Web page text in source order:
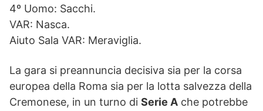
4º Uomo: Sacchi.
VAR: Nasca.
Aiuto Sala VAR: Meraviglia.
La gara si preannuncia decisiva sia per la corsa
europea della Roma sia per la lotta salvezza della
Cremonese, in un turno di Serie A che potrebbe